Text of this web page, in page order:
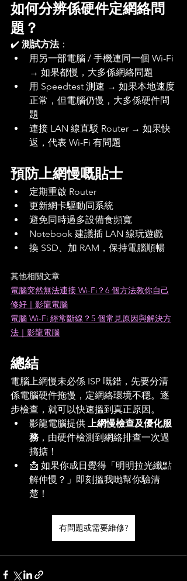
如何分辨係硬件定網絡問
題？
✔️ 測試方法：
用另一部電腦 / 手機連同一個 Wi-Fi
→ 如果都慢，大多係網絡問題
用 Speedtest 測速 → 如果本地速度
正常，但電腦仍慢，大多係硬件問
題
連接 LAN 線直駁 Router → 如果快
返，代表 Wi-Fi 有問題
預防上網慢嘅貼士
定期重啟 Router
更新網卡驅動同系統
避免同時過多設備食頻寬
Notebook 建議插 LAN 線玩遊戲
換 SSD、加 RAM，保持電腦順暢
其他相關文章
電腦突然無法連接 Wi-Fi？6 個方法教你自己
修好｜影龍電腦
電腦 Wi-Fi 經常斷線？5 個常見原因與解決方
法｜影龍電腦
總結
電腦上網慢未必係 ISP 嘅錯，先要分清
係電腦硬件拖慢，定網絡環境不穩。逐
步檢查，就可以快速搵到真正原因。
影龍電腦提供
上網慢檢查及優化服
務 ，由硬件檢測到網絡排查一次過
搞掂！
📩 如果你成日覺得「明明拉光纖點
解仲慢？」即刻搵我哋幫你驗清
楚！
有問題或需要維修?